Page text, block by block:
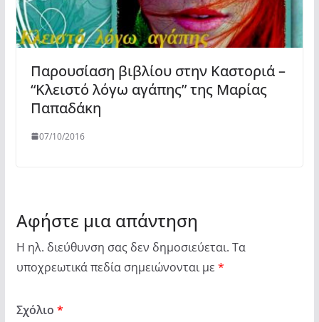
Παρουσίαση βιβλίου στην Καστοριά –
“Κλειστό λόγω αγάπης” της Μαρίας
Παπαδάκη
07/10/2016
Αφήστε μια απάντηση
Η ηλ. διεύθυνση σας δεν δημοσιεύεται. Τα
υποχρεωτικά πεδία σημειώνονται με *
Σχόλιο *